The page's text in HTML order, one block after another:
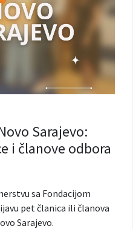
Sarajevo:
i članove odbora
sa Fondacijom
pet članica ili članova
Sarajevo.